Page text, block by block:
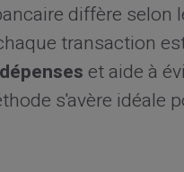
diffère selon
transaction
et aide à
s'avère idéale